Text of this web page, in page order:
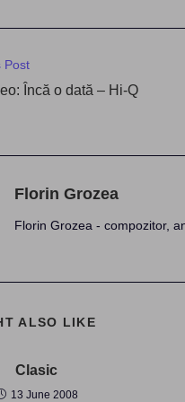
Post
Încă o dată – Hi-Q
Florin Grozea
Florin Grozea - compozitor,
ALSO LIKE
Clasic
13 June 2008